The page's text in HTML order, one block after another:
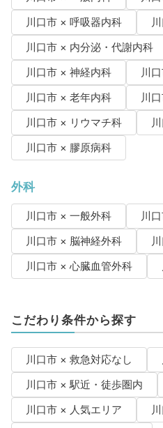
川口市 × 呼吸器内科
川口市 × 内分泌・代謝内科
川口市 × 神経内科
川
川口市 × 老年内科
川
川口市 × リウマチ科
川口市 × 膠原病科
外科
川口市 × 一般外科
川
川口市 × 脳神経外科
川口市 × 心臓血管外科
こだわり条件から探す
川口市 × 救急対応なし
川口市 × 駅近・徒歩圏内
川口市 × 人気エリア